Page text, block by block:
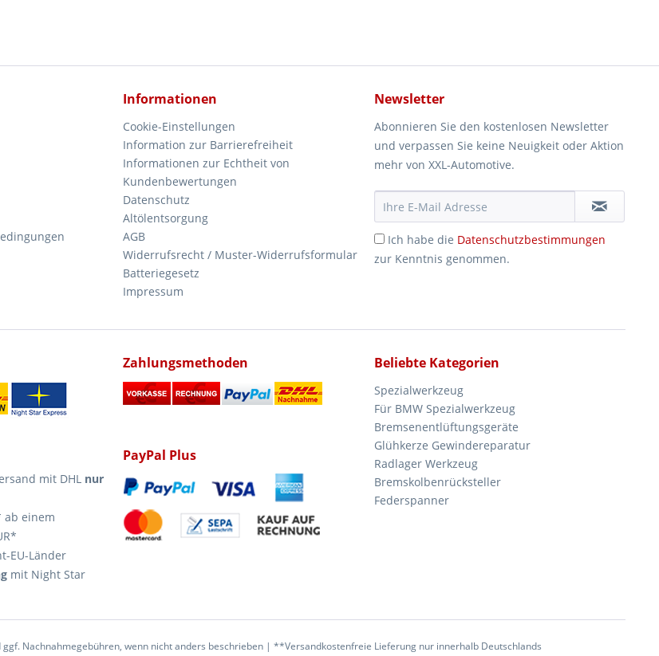
Informationen
Cookie-Einstellungen
Information zur Barrierefreiheit
Informationen zur Echtheit von
Kundenbewertungen
Datenschutz
Altölentsorgung
AGB
Widerrufsrecht / Muster-Widerrufsformular
Batteriegesetz
Impressum
Newsletter
Abonnieren Sie den kostenlosen Newsletter
und verpassen Sie keine Neuigkeit oder Aktion
mehr von XXL-Automotive.
Ich habe die Datenschutzbestimmungen
zur Kenntnis genommen.
mit DHL nur
einem
EU-Länder
mit Night Star
Zahlungsmethoden
PayPal Plus
Beliebte Kategorien
Spezialwerkzeug
Für BMW Spezialwerkzeug
Bremsenentlüftungsgeräte
Glühkerze Gewindereparatur
Radlager Werkzeug
Bremskolbenrücksteller
Federspanner
ggf. Nachnahmegebühren, wenn nicht anders beschrieben | **Versandkostenfreie Lieferung nur innerhalb Deutschlands